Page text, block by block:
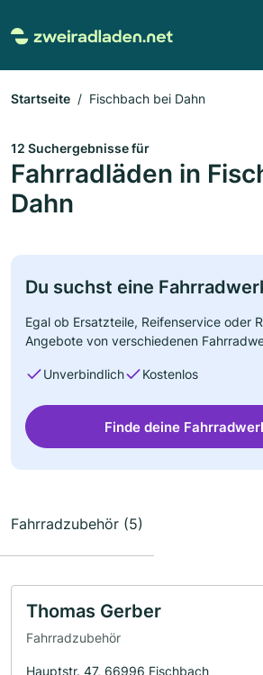
Startseite Fischbach bei Dahn
12 Suchergebnisse für
Fahrradläden in
Dahn
Du suchst eine
Egal ob Ersatzteile, Reifenservice oder
Angebote von verschiedenen
Unverbindlich Kostenlos
Finde deine
Fahrradzubehör (5)
Thomas Gerber
Fahrradzubehör
Hauptstr. 47, 66996 Fischbach